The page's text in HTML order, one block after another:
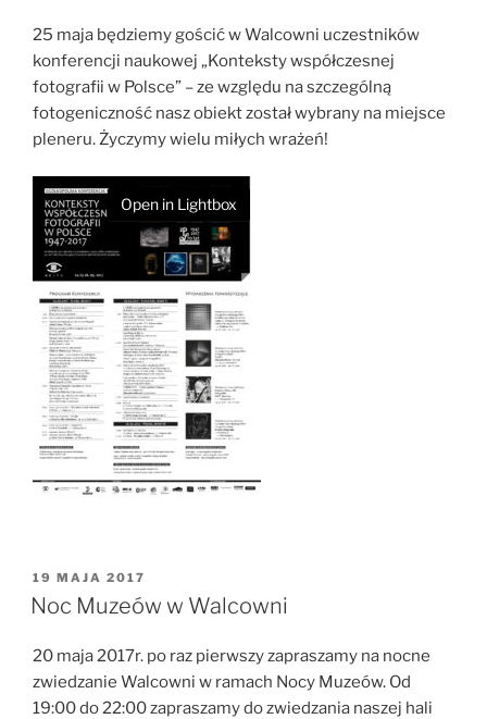
25 maja będziemy gościć w Walcowni uczestników
konferencji naukowej „Konteksty współczesnej
fotografii w Polsce” – ze względu na szczególną
fotogeniczność nasz obiekt został wybrany na miejsce
pleneru. Życzymy wielu miłych wrażeń!
Open in Lightbox
OPUBLIKOWANE
W
19 MAJA 2017
Noc Muzeów w Walcowni
20 maja 2017r. po raz pierwszy zapraszamy na nocne
zwiedzanie Walcowni w ramach Nocy Muzeów. Od
19:00 do 22:00 zapraszamy do zwiedzania naszej hali